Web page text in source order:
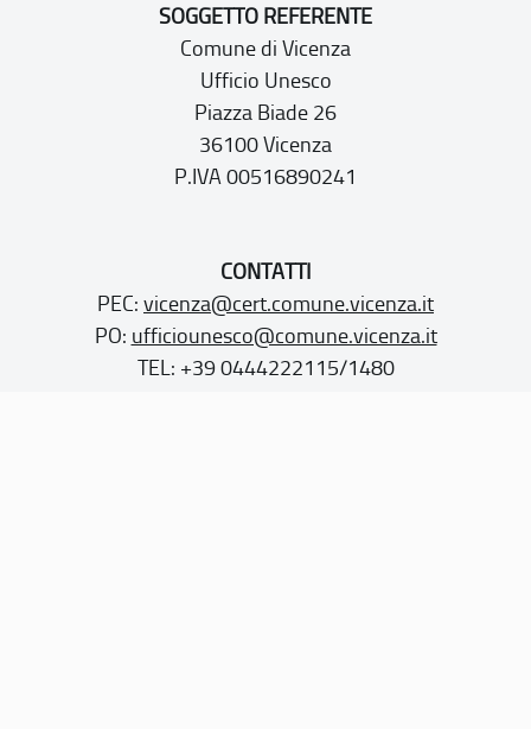
SOGGETTO REFERENTE
Comune di Vicenza
Ufficio Unesco
Piazza Biade 26
36100 Vicenza
P.IVA 00516890241
CONTATTI
PEC: vicenza@cert.comune.vicenza.it
PO: ufficiounesco@comune.vicenza.it
TEL: +39 0444222115/1480